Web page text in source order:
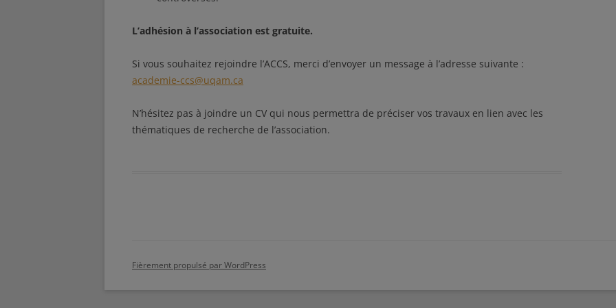
L’adhésion à l’association est gratuite.
Si vous souhaitez rejoindre l’ACCS, merci d’envoyer un message à l’adresse suivante :
academie-ccs@uqam.ca
N’hésitez pas à joindre un CV qui nous permettra de préciser vos travaux en lien avec les
thématiques de recherche de l’association.
Fièrement propulsé par WordPress